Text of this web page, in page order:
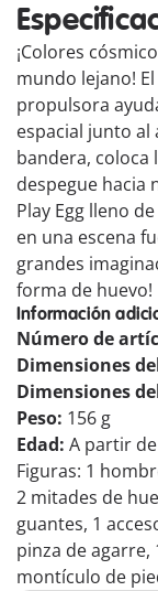
¡Colores
mundo lejano!
propulsora
espacial junto al
bandera, coloca
despegue hacia
Play Egg lleno
en una escena
grandes
forma de huevo!
Información
Número de
Dimensiones
Dimensiones
Peso: 156 g
Edad: A partir
Figuras: 1
2 mitades de
guantes, 1
pinza de agarre,
montículo de